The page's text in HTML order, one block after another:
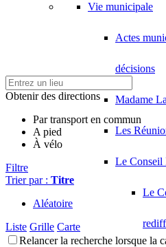
Vie municipale
Actes
décisions
Madame
Les
Le Conseil
Le
Obtenir des directions
Par transport en commun
A pied
À vélo
Filtre
Trier par : Titre
Aléatoire
Liste Grille Carte
Relancer la recherche lorsque la